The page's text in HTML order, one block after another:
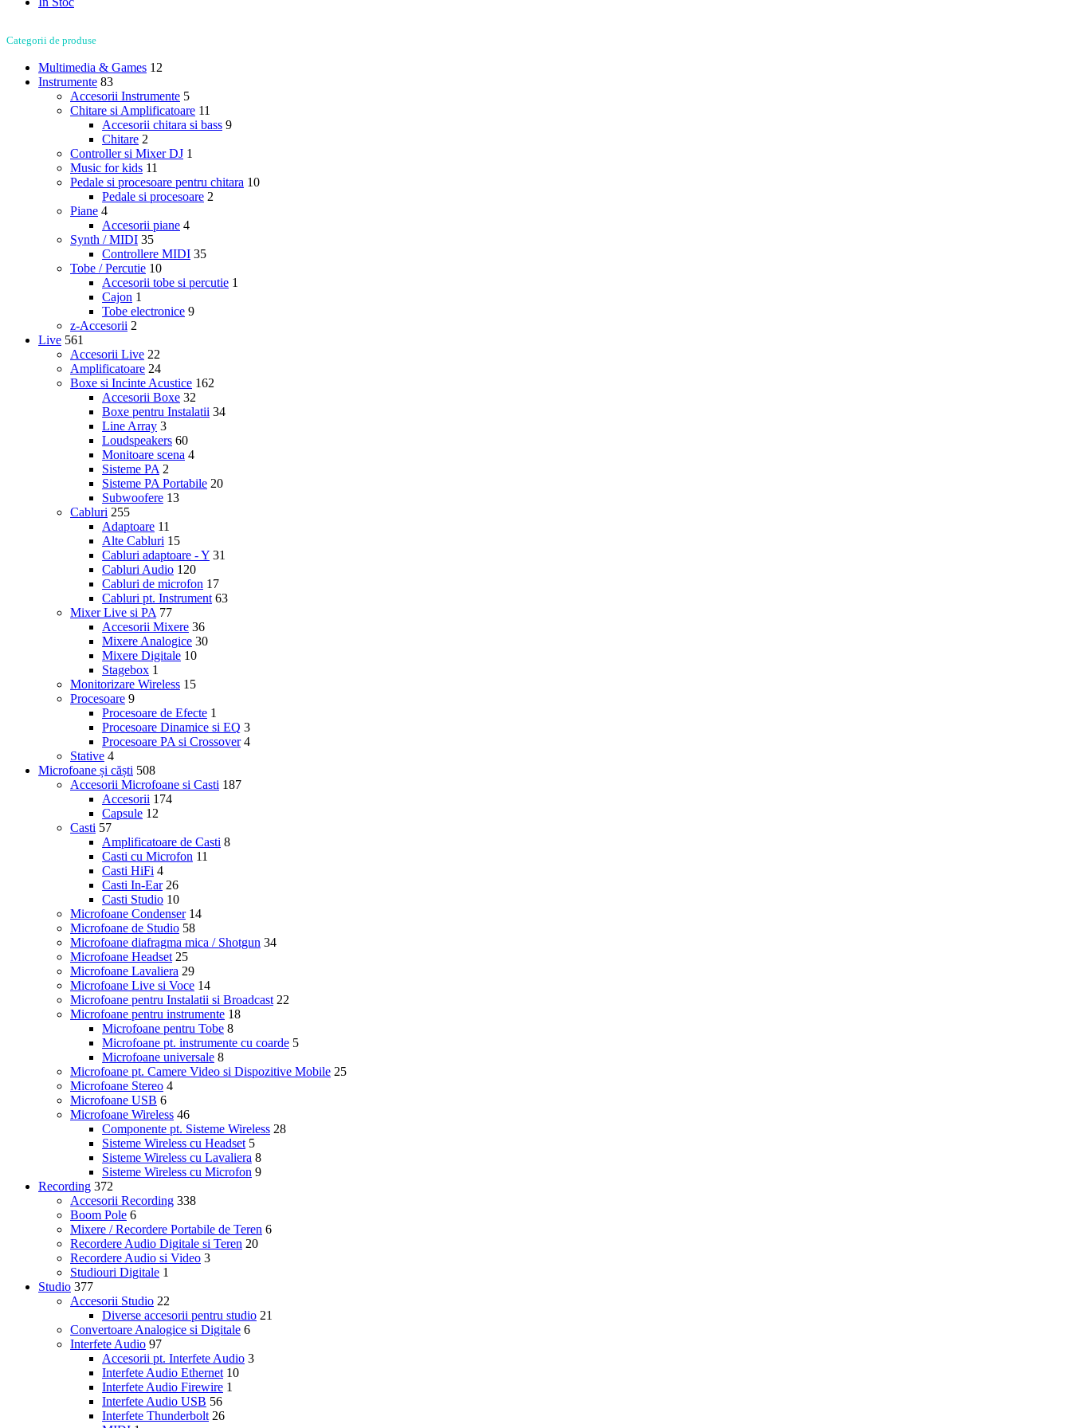
Categorii de produse
Multimedia & Games 12
Instrumente 83
Accesorii Instrumente 5
Chitare si Amplificatoare 11
Accesorii chitara si bass 9
Chitare 2
Controller si Mixer DJ 1
Music for kids 11
Pedale si procesoare pentru chitara 10
Pedale si procesoare 2
Piane 4
Accesorii piane 4
Synth / MIDI 35
Controllere MIDI 35
Tobe / Percutie 10
Accesorii tobe si percutie 1
Cajon 1
Tobe electronice 9
z-Accesorii 2
Live 561
Accesorii Live 22
Amplificatoare 24
Boxe si Incinte Acustice 162
Accesorii Boxe 32
Boxe pentru Instalatii 34
Line Array 3
Loudspeakers 60
Monitoare scena 4
Sisteme PA 2
Sisteme PA Portabile 20
Subwoofere 13
Cabluri 255
Adaptoare 11
Alte Cabluri 15
Cabluri adaptoare - Y 31
Cabluri Audio 120
Cabluri de microfon 17
Cabluri pt. Instrument 63
Mixer Live si PA 77
Accesorii Mixere 36
Mixere Analogice 30
Mixere Digitale 10
Stagebox 1
Monitorizare Wireless 15
Procesoare 9
Procesoare de Efecte 1
Procesoare Dinamice si EQ 3
Procesoare PA si Crossover 4
Stative 4
Microfoane și căști 508
Accesorii Microfoane si Casti 187
Accesorii 174
Capsule 12
Casti 57
Amplificatoare de Casti 8
Casti cu Microfon 11
Casti HiFi 4
Casti In-Ear 26
Casti Studio 10
Microfoane Condenser 14
Microfoane de Studio 58
Microfoane diafragma mica / Shotgun 34
Microfoane Headset 25
Microfoane Lavaliera 29
Microfoane Live si Voce 14
Microfoane pentru Instalatii si Broadcast 22
Microfoane pentru instrumente 18
Microfoane pentru Tobe 8
Microfoane pt. instrumente cu coarde 5
Microfoane universale 8
Microfoane pt. Camere Video si Dispozitive Mobile 25
Microfoane Stereo 4
Microfoane USB 6
Microfoane Wireless 46
Componente pt. Sisteme Wireless 28
Sisteme Wireless cu Headset 5
Sisteme Wireless cu Lavaliera 8
Sisteme Wireless cu Microfon 9
Recording 372
Accesorii Recording 338
Boom Pole 6
Mixere / Recordere Portabile de Teren 6
Recordere Audio Digitale si Teren 20
Recordere Audio si Video 3
Studiouri Digitale 1
Studio 377
Accesorii Studio 22
Diverse accesorii pentru studio 21
Convertoare Analogice si Digitale 6
Interfete Audio 97
Accesorii pt. Interfete Audio 3
Interfete Audio Ethernet 10
Interfete Audio Firewire 1
Interfete Audio USB 56
Interfete Thunderbolt 26